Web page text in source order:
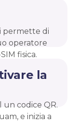
permette di
operatore
fisica.
la
un codice QR.
e inizia a